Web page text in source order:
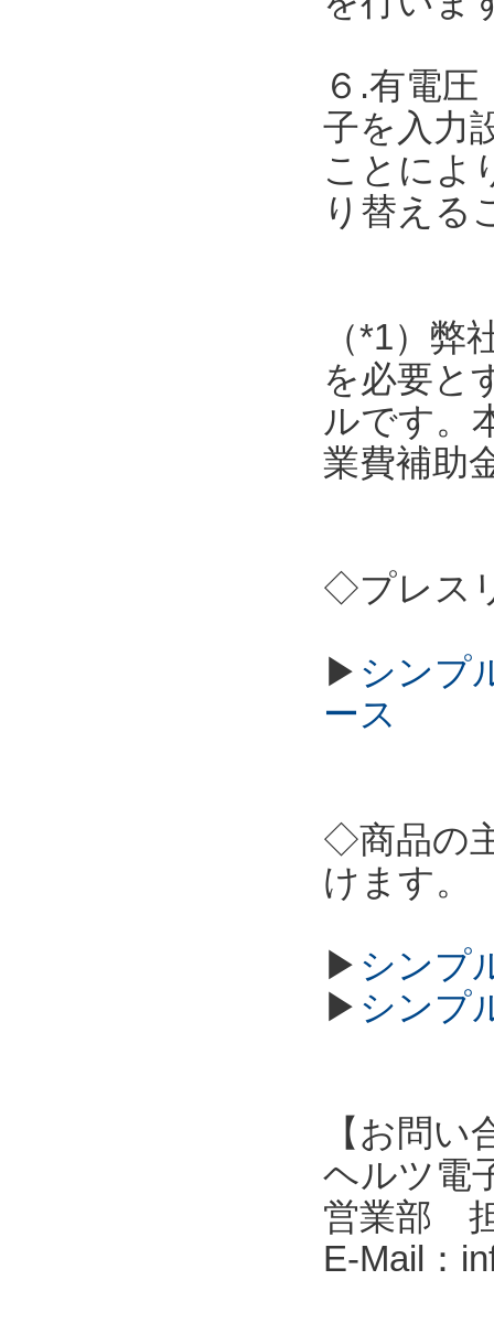
６.有電
子を入力
ことによ
り替える
（*1）
を必要と
ルです。
業費補助
◇プレス
▶ シンプ
ース
◇商品の
けます。
▶ シンプ
▶ シンプ
【お問い
ヘルツ電
営業部
E-Mail：